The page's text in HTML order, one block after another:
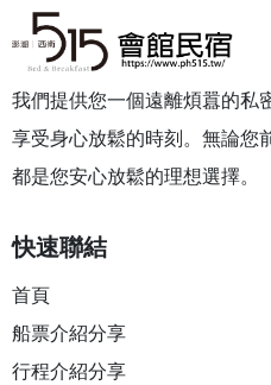
我們提供您一個遠離煩囂的私
享受身心放鬆的時刻。無論您
都是您安心放鬆的理想選擇。
快速聯結
首頁
船票介紹分享
行程介紹分享